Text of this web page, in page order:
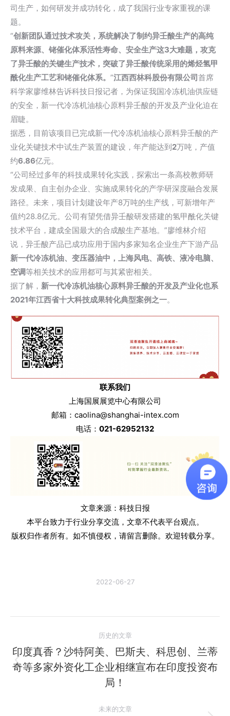
司生产，如何研发并成功转化，成了我国行业专家重视的课
题。
“创新团队通过技术攻关，系统解决了制约异壬酸生产的高纯
原料来源、铑催化体系活性寿命、安全生产这3大难题，攻克
了异壬酸的关键生产技术，突破了异壬酸传统采用的烯烃氢甲
酰化生产工艺和铑催化体系。 ”江西西林科股份有限公司首席
科学家廖维林告诉科技日报记者，为保证我国冷冻机油供应链
的安全，新一代冷冻机油核心原料异壬酸的开发及产业化迫在
眉睫。
据悉，目前该项目已完成新一代冷冻机油核心原料异壬酸的产
业化关键技术中试生产装置的建设，年产能达到 2万吨，产值
约6.86亿元。
“公司经过多年的科技成果转化实践，探索出一条高校教师研
发成果、自主创办企业、实施成果转化的产学研深度融合发展
路径。未来，项目计划建设年产8万吨的生产线，可新增年产
值约28.8亿元。公司有望凭借异壬酸研发搭建的氢甲酰化关键
技术平台，建成全国最大的合成酸生产基地。”廖维林介绍
说，异壬酸产品已成功应用于国内多家知名企业生产下游产品
新一代冷冻机油、变压器油中，上海风电、高铁、液冷电脑、
空调等相关技术的应用都可与其紧密相关。
据了解， 新一代冷冻机油核心原料异壬酸的开发及产业化也系
2021年江西省十大科技成果转化典型案例之一。
联系我们
上海国展展览中心有限公司
邮箱：caolina@shanghai-intex.com
电话： 021-62952132
文章来源：科技日报
本平台致力于行业分享交流，文章不代表平台观点。
版权归作者所有。如不慎侵权，请留言删除。欢迎转载分享。
2022-06-27
章
导
历史的文章
历
史
文
印度真香？沙特阿美、巴斯夫、科思创、兰蒂
奇等多家外资化工企业相继宣布在印度投资布
局！
未来的文章